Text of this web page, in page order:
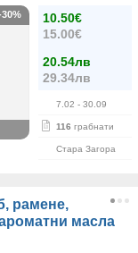
10.50€
15.00€
20.54лв
29.34лв
7.02 - 30.09
116 грабнати
Стара Загора
30%
рамене,
масла